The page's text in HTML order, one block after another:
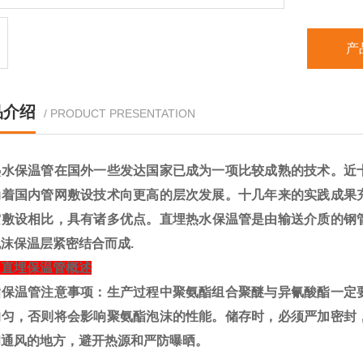
产
绍 / PRODUCT PRESENTATION
保温管在国外一些发达国家已成为一项比较成熟的技术。
国内管网敷设技术向更高的层次发展。十几年来的实践成果
设相比，具有诸多优点。 直埋热水保温管是由输送介质的钢
保温层紧密结合而成.
埋保温管概述
温管注意事项：生产过程中聚氨酯组合聚醚与异氰酸酯一
，否则将会影响聚氨酯泡沫的性能。储存时，必须严加密
风的地方，避开热源和严防曝晒。